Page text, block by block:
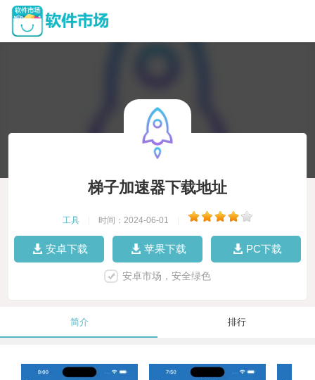
梯子加速器下载地址
工具 时间：2024-06-01
安卓下载 苹果下载 PC下载
安卓市场，安全绿色
简介 排行